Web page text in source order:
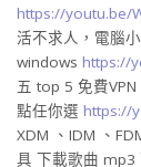
https://youtu.be/
活不求人，電腦
windows https://
五 top 5 免費
點任你選 https://
XDM 、IDM 、
具 下載歌曲 mp3